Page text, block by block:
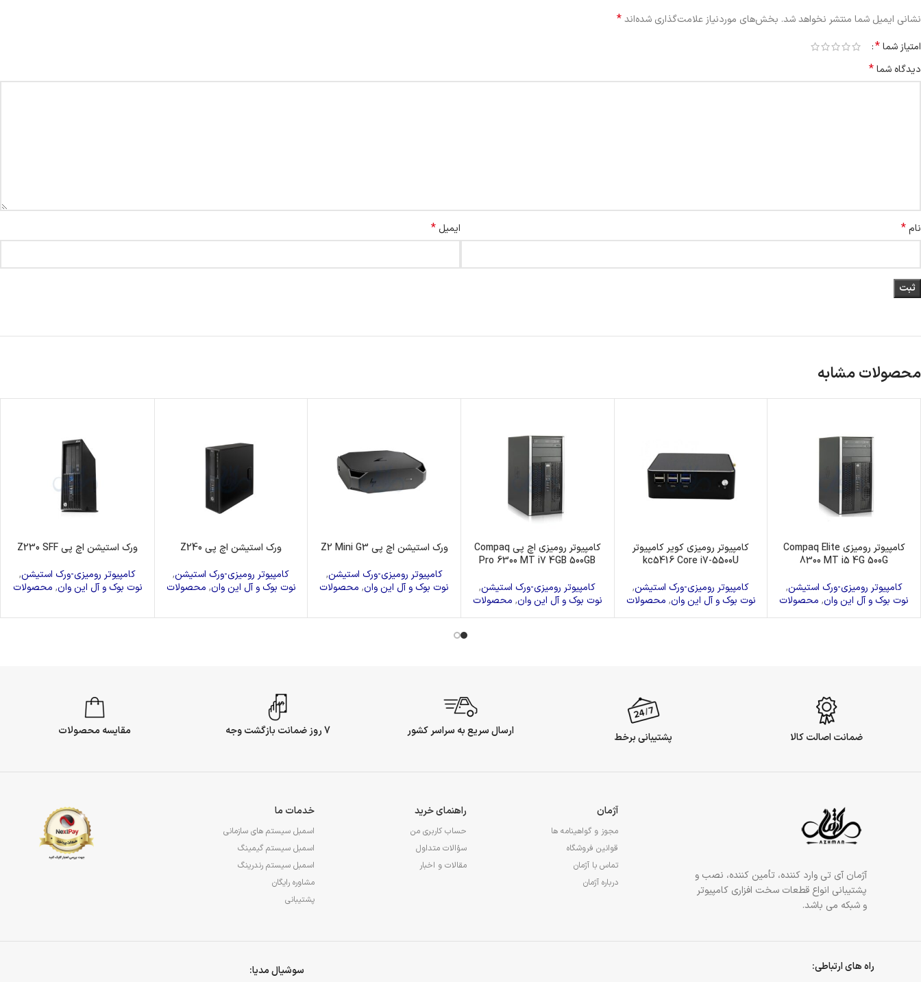
نشانی ایمیل شما منتشر نخواهد شد. بخش‌های موردنیاز علامت‌گذاری شده‌اند*
امتیاز شما*
دیدگاه شما*
نام* ایمیل *
محصولات مشابه
کامپیوتر رومیزی Compaq Elite
8300 MT i5 4G 500G
کامپیوتر رومیزی-ورک استیشن,
نوت بوک و آل این وان, محصولات
کامپیوتر رومیزی کویر کامپیوتر
kc5416 Core i7-5500U
کامپیوتر رومیزی-ورک استیشن,
نوت بوک و آل این وان, محصولات
کامپیوتر رومیزی اچ پی Compaq
Pro 6300 MT i7 4GB 500GB
کامپیوتر رومیزی-ورک استیشن,
نوت بوک و آل این وان, محصولات
ورک استیشن اچ پی Z2 Mini G3
کامپیوتر رومیزی-ورک استیشن,
نوت بوک و آل این وان, محصولات
ورک استیشن اچ پی Z240
کامپیوتر رومیزی-ورک استیشن,
نوت بوک و آل این وان, محصولات
ورک استیشن اچ پی Z230 SFF
کامپیوتر رومیزی-ورک استیشن,
نوت بوک و آل این وان, محصولات
ضمانت اصالت کالا پشتیبانی برخط ارسال سریع به سراسر کشور 7 روز ضمانت بازگشت وجه مقایسه محصولات
آژمان آی تی وارد کننده، تأمین کننده، نصب و
پشتیبانی انواع قطعات سخت افزاری کامپیوتر
و شبکه می باشد.
آژمان
مجوز و گواهینامه ها
قوانین فروشگاه
تماس با آژمان
درباره آژمان
راهنمای خرید
حساب کاربری من
سؤالات متداول
مقالات و اخبار
خدمات ما
اسمبل سیستم های سازمانی
اسمبل سیستم گیمینگ
اسمبل سیستم رندرینگ
مشاوره رایگان
پشتیبانی
راه های ارتباطی: سوشیال مدیا: